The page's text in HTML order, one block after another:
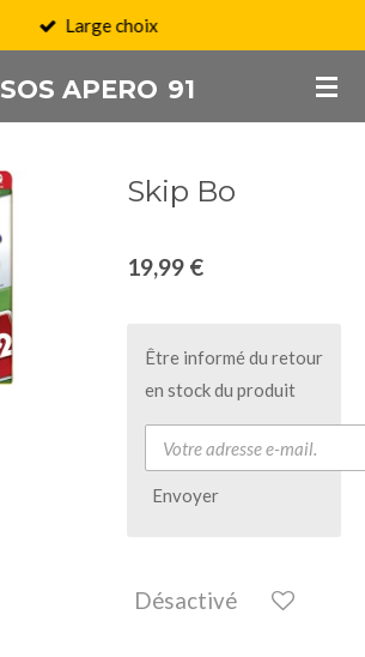
SOS APERO 91
Large choix
Skip Bo
19,99 €
Être informé du retour
en stock du produit
Envoyer
Désactivé